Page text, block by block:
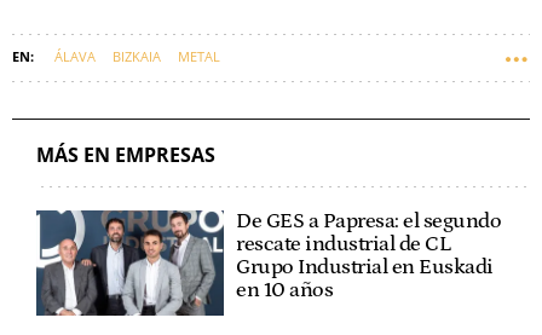
ÁLAVA BIZKAIA METAL
MÁS EN EMPRESAS
De GES a Papresa: el segundo
rescate industrial de CL
Grupo Industrial en Euskadi
en 10 años